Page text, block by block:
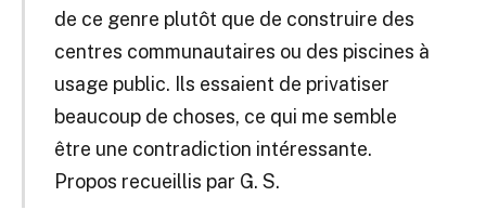
de ce genre plutôt que de construire des
centres communautaires ou des piscines à
usage public. Ils essaient de privatiser
beaucoup de choses, ce qui me semble
être une contradiction intéressante.
Propos recueillis par G. S.